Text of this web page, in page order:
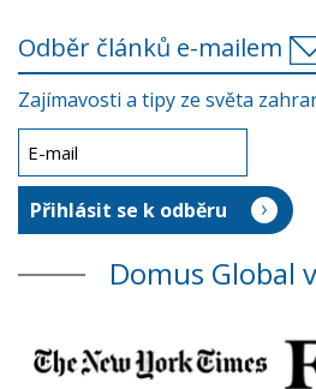
Odběr článků e-mailem
Zajímavosti a tipy ze světa
Domus Global